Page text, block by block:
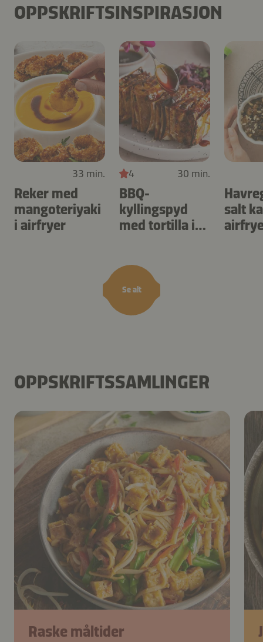
OPPSKRIFTSINSPIRASJON
Se alt
33 min.
Reker med
mangoteriyaki
i airfryer
4 30 min.
BBQ-
kyllingspyd
med tortilla i
salt
OPPSKRIFTSSAMLINGER
Raske måltider